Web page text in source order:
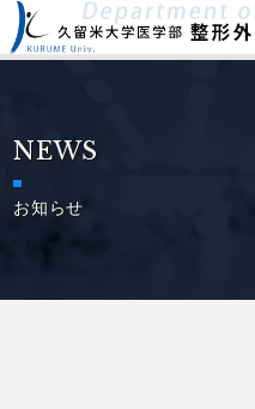
NEWS
お知らせ